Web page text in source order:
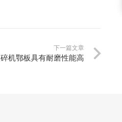
下一篇文章
机鄂板具有耐磨性能高